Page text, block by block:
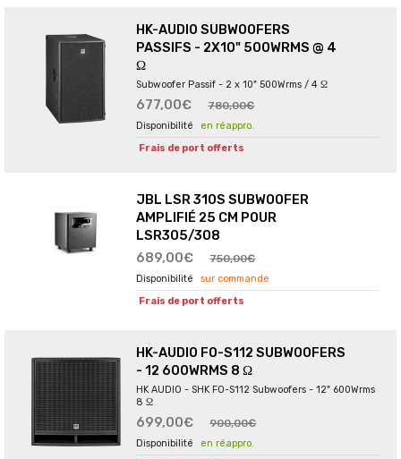
HK-AUDIO SUBWOOFERS
PASSIFS - 2X10" 500WRMS @ 4
Ω
Subwoofer Passif - 2 x 10" 500Wrms / 4 Ω
677,00€ 780,00€
en réappro.
Frais de port offerts
JBL LSR 310S SUBWOOFER
AMPLIFIÉ 25 CM POUR
LSR305/308
689,00€
750,00€
sur commande
Frais de port offerts
HK-AUDIO FO-S112 SUBWOOFERS
- 12 600WRMS 8 Ω
HK AUDIO - SHK FO-S112 Subwoofers - 12" 600Wrms
8 Ω
699,00€ 900,00€
en réappro.